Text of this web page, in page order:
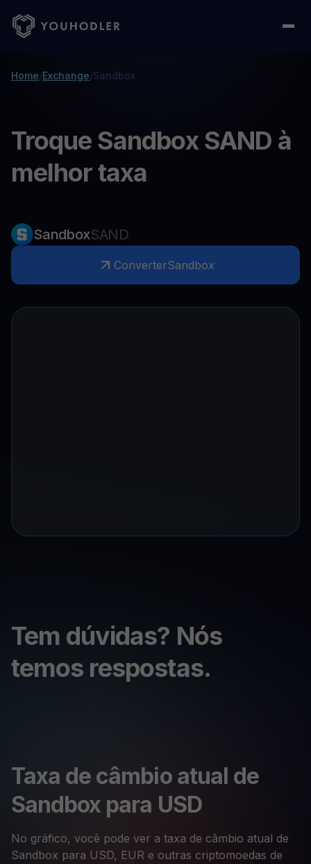
Home/Exchange/Sandbox
Troque Sandbox SAND à
melhor taxa
SandboxSAND
ConverterSandbox
Tem dúvidas? Nós
temos respostas.
Taxa de câmbio atual de
Sandbox para USD
No gráfico, você pode ver a taxa de câmbio atual de
Sandbox para USD, EUR e outras criptomoedas de